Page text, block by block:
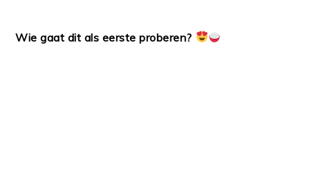
Wie gaat dit als eerste proberen?